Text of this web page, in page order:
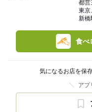
都営
東京
新橋
食べ
気になるお店を保
アプ